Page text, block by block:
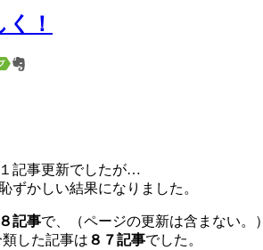
！
記事更新でしたが…
ずかしい結果になりました。
記事で、（ページの更新は含まない。）
した記事は ８７記事でした。